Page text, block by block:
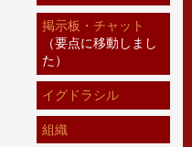
掲示板・チャット
（要点に移動しまし
た）
イグドラシル
組織